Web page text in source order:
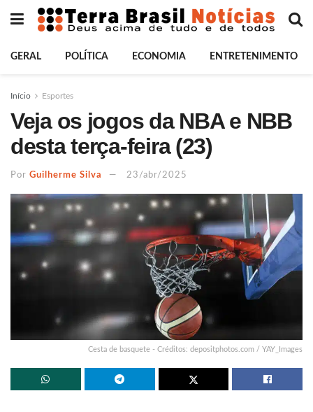
GERAL POLÍTICA ECONOMIA ENTRETENIMENTO
Início Esportes
Veja os jogos da NBA e NBB
desta terça-feira (23)
Por Guilherme Silva 23/abr/2025
Cesta de basquete - Créditos: depositphotos.com / YAY_Images